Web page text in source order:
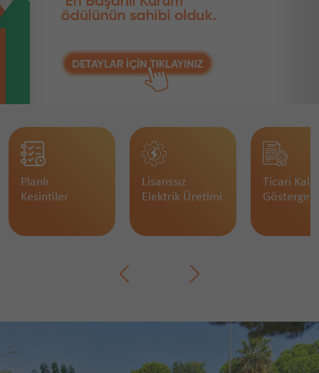
Planlı
Kesintiler
Lisanssız
Elektrik Üretimi
Ticari